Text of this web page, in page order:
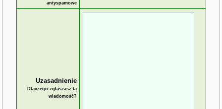
antyspamowe
Uzasadnienie
Dlaczego zgłaszasz tą
wiadomość?